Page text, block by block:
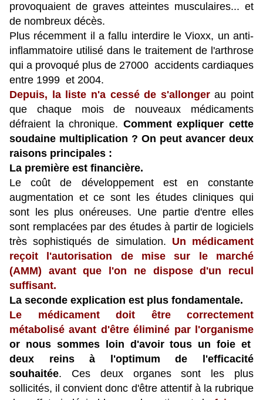
provoquaient de graves atteintes musculaires... et
de nombreux décès.
Plus récemment il a fallu interdire le Vioxx, un anti-
inflammatoire utilisé dans le traitement de l'arthrose
qui a provoqué plus de 27000 accidents cardiaques
entre 1999 et 2004.
Depuis, la liste n'a cessé de s'allongerau point
que chaque mois de nouveaux médicaments
défraient la chronique. Comment expliquer cette
soudaine multiplication ? On peut avancer deux
raisons principales :
La première est financière.
Le coût de développement est en constante
augmentation et ce sont les études cliniques qui
sont les plus onéreuses. Une partie d'entre elles
sont remplacées par des études à partir de logiciels
très sophistiqués de simulation. Un médicament
reçoit l'autorisation de mise sur le marché
(AMM) avant que l'on ne dispose d'un recul
suffisant.
La seconde explication est plus fondamentale.
Le médicament doit être correctement
métabolisé avant d'être éliminé par l'organisme
or nous sommes loin d'avoir tous un foie et
deux reins à l'optimum de l'efficacité
souhaitée. Ces deux organes sont les plus
sollicités, il convient donc d'être attentif à la rubrique